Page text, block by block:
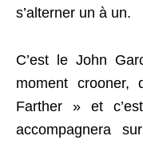
s’alterner un à un.
C’est le John
moment crooner,
Farther » et
accompagnera